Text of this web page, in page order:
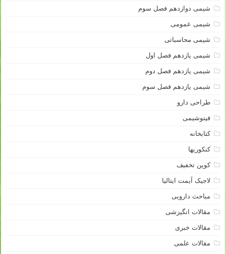
شیمی دوازدهم فصل سوم
شیمی عمومی
شیمی محاسباتی
شیمی یازدهم فصل اول
شیمی یازدهم فصل دوم
شیمی یازدهم فصل سوم
طراحی دارو
فیتوشیمی
کتابخانه
کنکوریها
کوپن تخفیف
لاجیک آیمت ایتالیا
مباحث دارویی
مقالات انگیزشی
مقالات خبری
مقالات علمی